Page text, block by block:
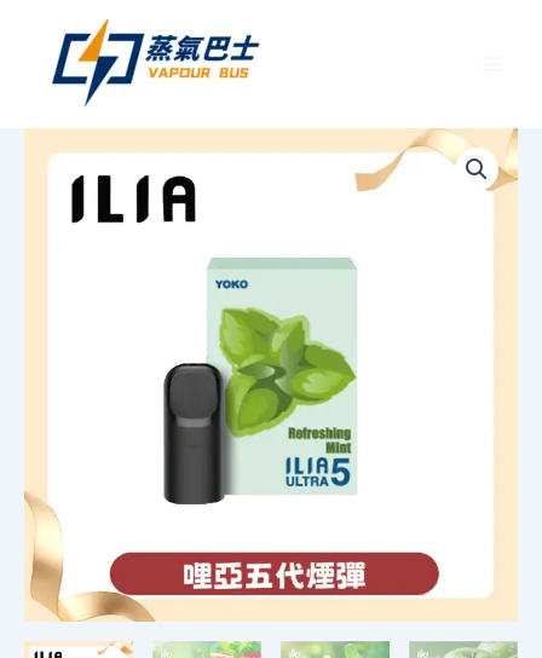
丨
通
悅
刻
relx
電
子